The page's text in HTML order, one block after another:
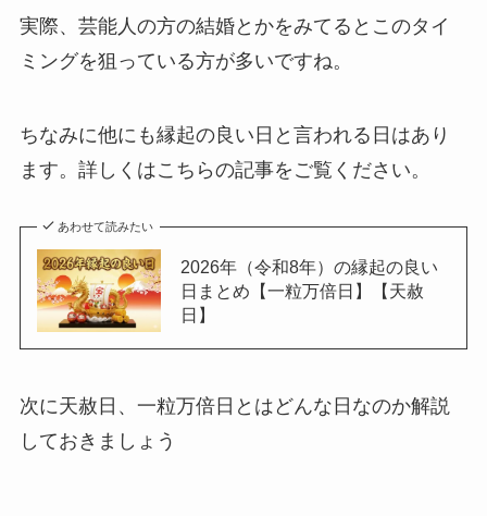
実際、芸能人の方の結婚とかをみてるとこのタイ
ミングを狙っている方が多いですね。
ちなみに他にも縁起の良い日と言われる日はあり
ます。詳しくはこちらの記事をご覧ください。
あわせて読みたい
2026年（令和8年）の縁起の良い
日まとめ【一粒万倍日】【天赦
日】
次に天赦日、一粒万倍日とはどんな日なのか解説
しておきましょう